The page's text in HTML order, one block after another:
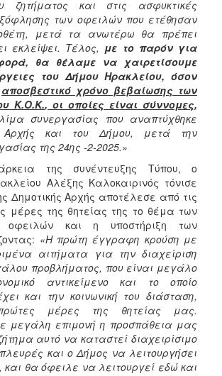
ζητήματος και στις ασφυκτικές
των οφειλών που ετέθησαν
μετά τα ανωτέρω θα πρέπει
εκλείψει. Τέλος, με το παρόν για
θα θέλαμε να χαιρετίσουμε
του Δήμου Ηρακλείου, όσον
αποσβεστικό χρόνο βεβαίωσης των
Κ.Ο.Κ., οι οποίες είναι σύννομες,
συνεργασίας που αναπτύχθηκε
Αρχής και του Δήμου, μετά την
της 24ης -2-2025.»
της συνέντευξης Τύπου, ο
Αλέξης Καλοκαιρινός τόνισε
Δημοτικής Αρχής αποτέλεσε από τις
μέρες της θητείας της το θέμα των
οφειλών και η υποστήριξη των
«Η πρώτη έγγραφη κρούση με
αιτήματα για την διαχείριση
προβλήματος, που είναι μεγάλο
αντικείμενο και το οποίο
και την κοινωνική του διάσταση,
μέρες της θητείας μας.
μεγάλη επιμονή η προσπάθεια μας
αυτό να καταστεί διαχειρίσιμο
και ο Δήμος να λειτουργήσει
και θα όφειλε να λειτουργεί εδώ και